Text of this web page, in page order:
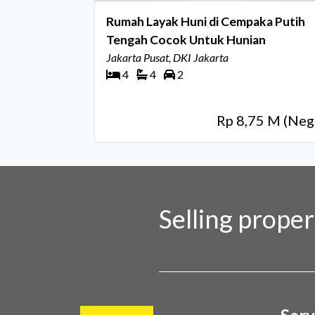
Rumah Layak Huni di Cempaka Putih
Tengah Cocok Untuk Hunian
Jakarta Pusat, DKI Jakarta
4
4 2
Rp 8,75 M
Selling